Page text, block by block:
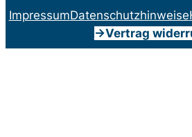
ImpressumDatenschutzhinweise
->Vertrag